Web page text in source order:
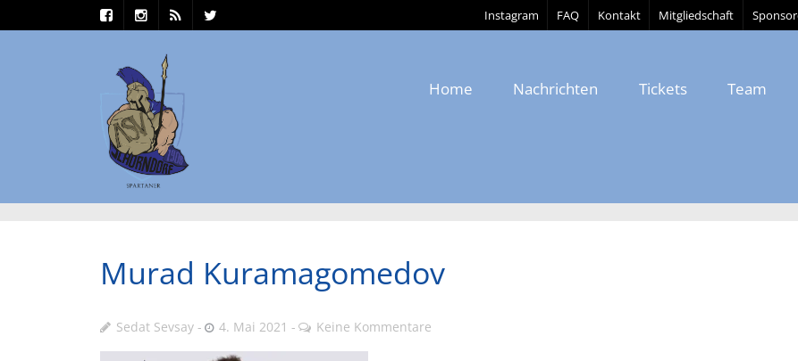
Instagram FAQ Kontakt Mitgliedschaft
Home Nachrichten Tickets Team
Murad Kuramagomedov
Sedat Sevsay 4. Mai 2021 Keine Kommentare